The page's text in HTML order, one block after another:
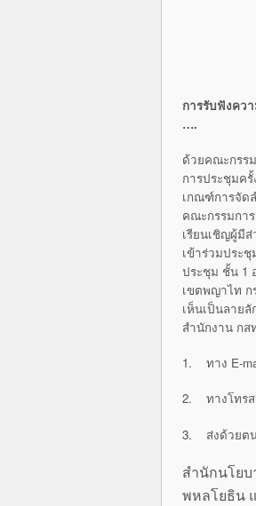
การรับฟังคว
….
ด้วยคณะกรร
การประชุมค
เกณฑ์การจัด
คณะกรรมกา
เรียนเชิญผู้มี
เข้าร่วมประ
ประชุม ชั้น 1
เขตพญาไท ก
เห็นเป็นลาย
สำนักงาน กส
1. ทาง E-
2. ทางโทรส
3. ส่งด้วยตน
สำนักนโยบ
พหลโยธิน